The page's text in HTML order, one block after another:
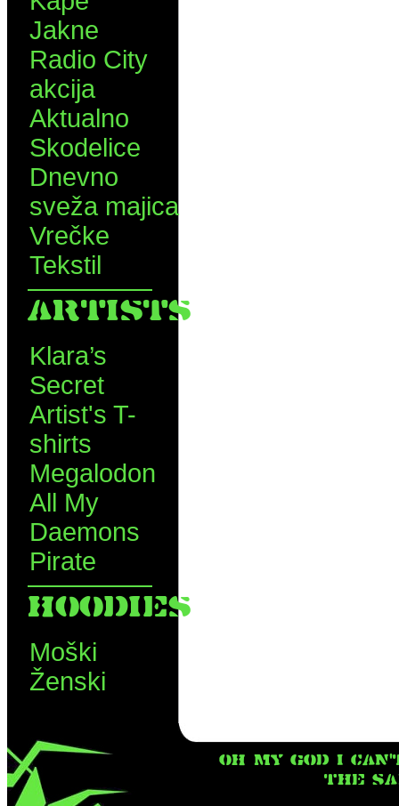
Jakne
Radio City
akcija
Aktualno
Skodelice
Dnevno
sveža majica
Vrečke
Tekstil
ARTISTS
Klara’s
Secret
Artist's T-
shirts
Megalodon
All My
Daemons
Pirate
HOODIES
Moški
Ženski
OH MY GOD I
THE